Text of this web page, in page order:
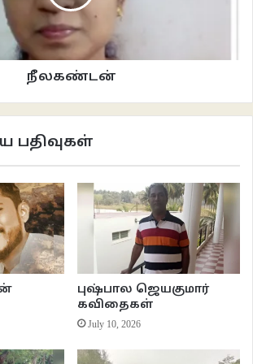
நீலகண்டன்
பதிவுகள்
புஷ்பால ஜெயகுமார்
கவிதைகள்
July 10, 2026